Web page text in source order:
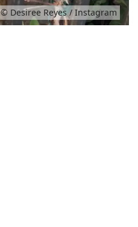
© Desiree Reyes / Instagram